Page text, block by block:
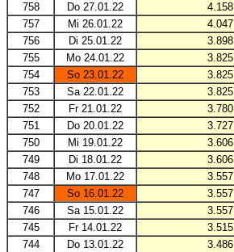
758
Do 27.01.22 4.158
757
Mi 26.01.22 4.047
756
Di 25.01.22 3.898
755
Mo 24.01.22 3.825
754
So 23.01.22 3.825
753
Sa 22.01.22 3.825
752
Fr 21.01.22 3.780
751
Do 20.01.22 3.727
750
Mi 19.01.22 3.606
749
Di 18.01.22 3.606
748
Mo 17.01.22 3.557
747
So 16.01.22 3.557
746
Sa 15.01.22 3.557
745
Fr 14.01.22 3.515
744
Do 13.01.22 3.486